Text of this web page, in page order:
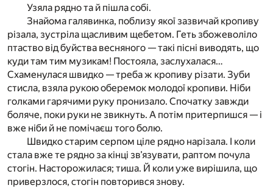
Узяла рядно та й пішла собі.
Знайома галявинка, поблизу якої зазвичай кропиву
різала, зустріла щасливим щебетом. Геть збожеволіло
птаство від буйства весняного — такі пісні виводять, що
куди там тим музикам! Постояла, заслухалася…
Схаменулася швидко — треба ж кропиву різати. Зуби
стисла, взяла рукою оберемок молодої кропиви. Ніби
голками гарячими руку пронизало. Спочатку завжди
боляче, поки руки не звикнуть. А потім притерпишся — і
вже ніби й не помічаєш того болю.
Швидко старим серпом ціле рядно нарізала. І коли
стала вже те рядно за кінці зв’язувати, раптом почула
стогін. Насторожилася; тиша. Й коли уже вирішила, що
приверзлося, стогін повторився знову.